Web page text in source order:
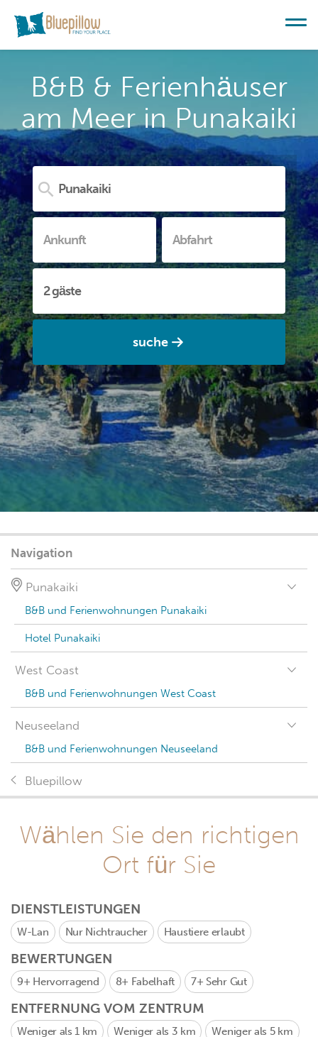
B&B & Ferienhäuser
am Meer in Punakaiki
suche
Navigation
Punakaiki
B&B und Ferienwohnungen Punakaiki
Hotel Punakaiki
West Coast
B&B und Ferienwohnungen West Coast
Neuseeland
B&B und Ferienwohnungen Neuseeland
Bluepillow
Wählen Sie den richtigen
Ort für Sie
DIENSTLEISTUNGEN
W-Lan Nur Nichtraucher Haustiere erlaubt
BEWERTUNGEN
9+ Hervorragend 8+ Fabelhaft 7+ Sehr Gut
ENTFERNUNG VOM ZENTRUM
Weniger als 1 km Weniger als 3 km Weniger als 5 km